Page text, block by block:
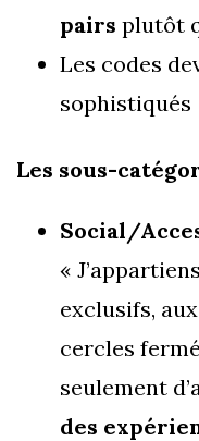
pairs plutôt
Les codes
sophistiqués
Les sous-
Social/
«
exclusifs,
cercles
seulement
des